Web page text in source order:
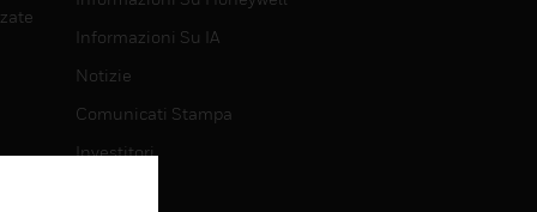
Informazioni Su IA
Notizie
Comunicati Stampa
Investitori